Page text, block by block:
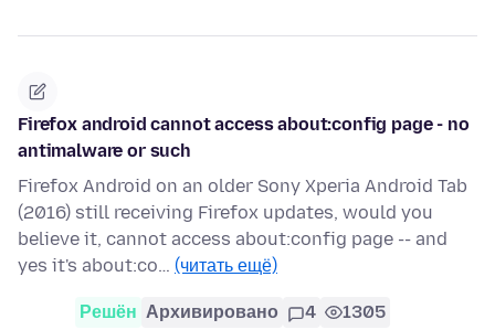
Firefox android cannot access about:config page - no
antimalware or such
Firefox Android on an older Sony Xperia Android Tab
(2016) still receiving Firefox updates, would you
believe it, cannot access about:config page -- and
yes it's about:co… (читать ещё)
Решён Архивировано 4 1305